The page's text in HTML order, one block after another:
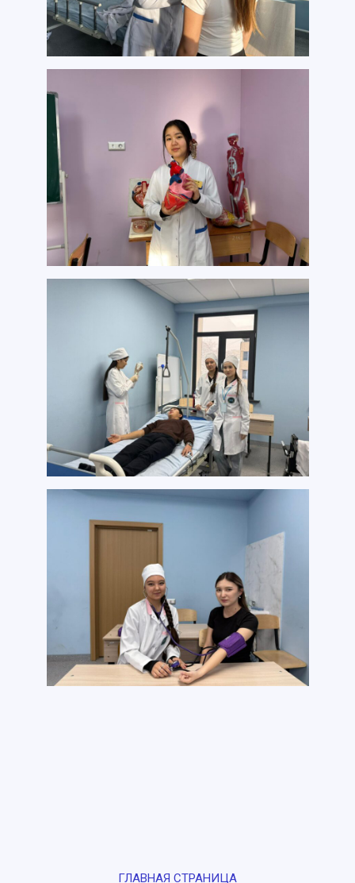
ГЛАВНАЯ СТРАНИЦА